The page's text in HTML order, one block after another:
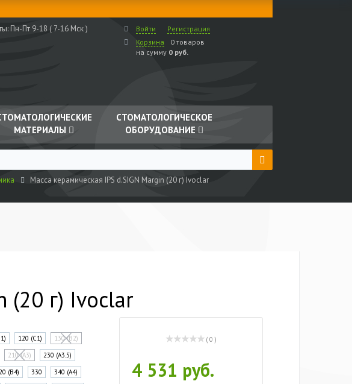
Пн-Пт 9-18 ( 7-16 Мск ) Войти
Регистрация
Корзина
0 товаров
на сумму 0 руб.
МАТЕРИАЛЫ
СТОМАТОЛОГИЧЕСКОЕ
ОБОРУДОВАНИЕ
Масса керамическая IPS d.SIGN Margin (20 г) Ivoclar
(20 г) Ivoclar
120 (C1)
130 (B2)
210 (A3)
230 (A3.5)
(B4) 330
340 (A4)
( 0 )
4 531 руб.